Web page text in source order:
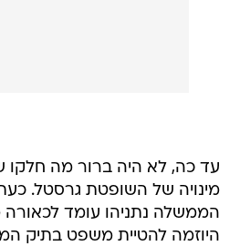
עד כה, לא היה ברור מה חלקו
מינויה של השופטת גרסטל.
הממשלה נתניהו עומד לכאורה
היוזמה להטיית משפט בתיק